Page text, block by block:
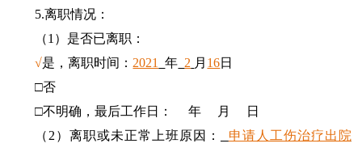
5.离职情况：
（1）是否已离职：
√是，离职时间： 2021 年 2 月 16日
□否
□不明确，最后工作日： 年 月 日
（2）离职或未正常上班原因：
申请人工伤治疗出院